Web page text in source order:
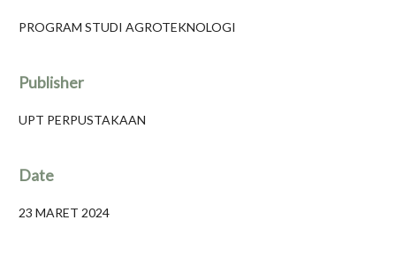
PROGRAM STUDI AGROTEKNOLOGI
Publisher
UPT PERPUSTAKAAN
Date
23 MARET 2024